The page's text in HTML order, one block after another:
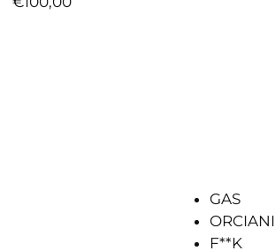
GAS
ORCIANI
F**K